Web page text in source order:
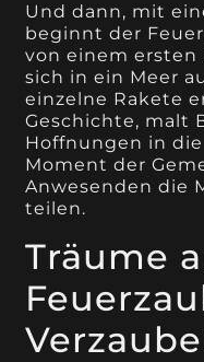
Und dann, mit
beginnt der
von einem
sich in ein Meer
einzelne Rakete
Geschichte, malt
Hoffnungen in
Moment der
Anwesenden die
teilen.
Träume